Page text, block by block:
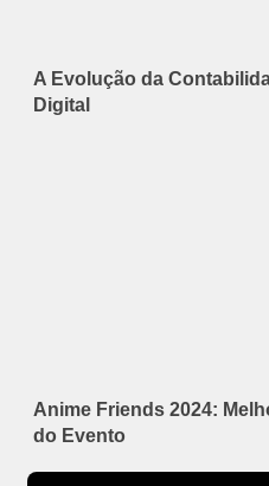
A Evolução da
Digital
Anime Friends 2024:
do Evento